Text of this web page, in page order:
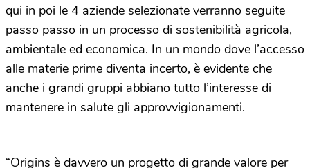
qui in poi le 4 aziende selezionate verranno seguite
passo passo in un processo di sostenibilità agricola,
ambientale ed economica. In un mondo dove l’accesso
alle materie prime diventa incerto, è evidente che
anche i grandi gruppi abbiano tutto l’interesse di
mantenere in salute gli approvvigionamenti.
“Origins è davvero un progetto di grande valore per